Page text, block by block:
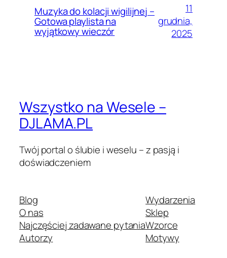
Muzyka do kolacji wigilijnej –
Gotowa playlista na
wyjątkowy wieczór
11
grudnia,
2025
Wszystko na Wesele –
DJLAMA.PL
Twój portal o ślubie i weselu – z pasją i
doświadczeniem
Blog
O nas
Najczęściej zadawane pytania
Autorzy
Wydarzenia
Sklep
Wzorce
Motywy